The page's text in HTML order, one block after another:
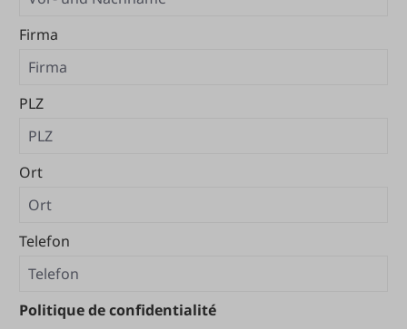
Firma
PLZ
Ort
Telefon
Politique de confidentialité